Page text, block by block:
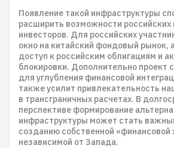
Появление такой инфраструктуры
расширить возможности российских
инвесторов. Для российских
окно на китайский фондовый рынок,
доступ к российским облигациям и
блокировки. Дополнительно проект
для углубления финансовой
также усилит привлекательность
в трансграничных расчетах. В
перспективе формирование
инфраструктуры может стать
созданию собственной «финансовой
независимой от Запада.